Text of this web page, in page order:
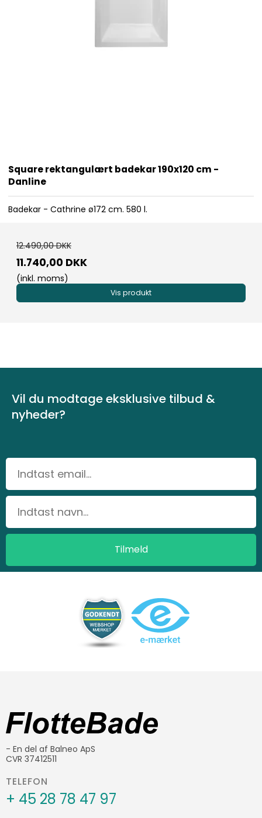
Square rektangulært badekar 190x120 cm -
Danline
Badekar - Cathrine ø172 cm. 580 l.
12.490,00 DKK
11.740,00 DKK
(inkl. moms)
Vis produkt
Vil du modtage eksklusive tilbud &
nyheder?
- En del af Balneo ApS
CVR 37412511
TELEFON
+ 45 28 78 47 97